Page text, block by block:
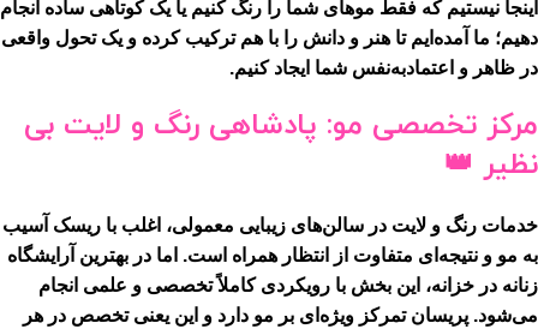
اینجا نیستیم که فقط موهای شما را رنگ کنیم یا یک کوتاهی ساده انجام
دهیم؛ ما آمده‌ایم تا هنر و دانش را با هم ترکیب کرده و یک تحول واقعی
در ظاهر و اعتمادبه‌نفس شما ایجاد کنیم.
مرکز تخصصی مو: پادشاهی رنگ و لایت بی
نظیر 👑
خدمات رنگ و لایت در سالن‌های زیبایی معمولی، اغلب با ریسک آسیب
به مو و نتیجه‌ای متفاوت از انتظار همراه است. اما در بهترین آرایشگاه
زنانه در خزانه، این بخش با رویکردی کاملاً تخصصی و علمی انجام
می‌شود. پریسان تمرکز ویژه‌ای بر مو دارد و این یعنی تخصص در هر